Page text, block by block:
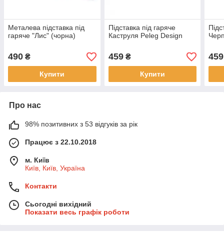
Металева підставка під
гаряче "Лис" (чорна)
490 ₴
Купити
Підставка під гаряче
Каструля Peleg Design
459₴
Купити
459
Про нас
98% позитивних з 53 відгуків за рік
Працює з 22.10.2018
м. Київ
Київ, Київ, Україна
Контакти
Сьогодні вихідний
Показати весь графік роботи